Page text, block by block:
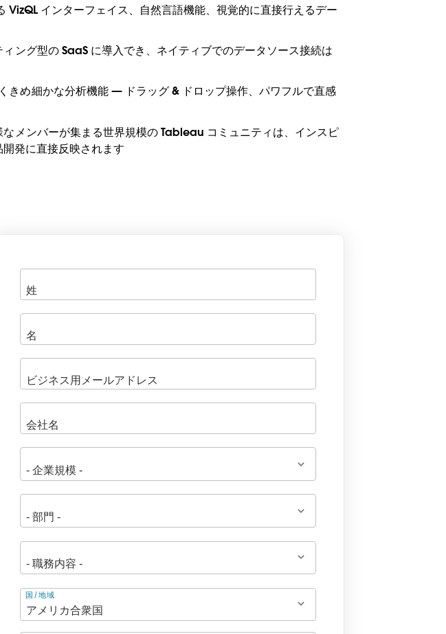
インターフェイス、自然言語機能、視覚的に直接行えるデー
ング型の SaaS に導入でき、ネイティブでのデータソース接続は
きめ細かな分析機能 — ドラッグ & ドロップ操作、パワフルで直感
メンバーが集まる世界規模の Tableau コミュニティは、インスピ
発に直接反映されます
住
所
国/地域